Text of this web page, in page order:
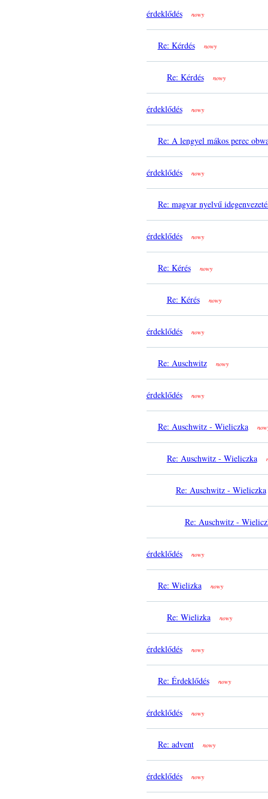
érdeklődés nowy
Re: Kérdés nowy
Re: Kérdés nowy
érdeklődés nowy
Re: A lengyel mákos perec
érdeklődés nowy
Re: magyar nyelvű
érdeklődés nowy
Re: Kérés nowy
Re: Kérés nowy
érdeklődés nowy
Re: Auschwitz nowy
érdeklődés nowy
Re: Auschwitz - Wieliczka
Re: Auschwitz - Wieliczka
Re: Auschwitz - Wieliczka
Re: Auschwitz -
érdeklődés nowy
Re: Wielizka nowy
Re: Wielizka nowy
érdeklődés nowy
Re: Érdeklődés nowy
érdeklődés nowy
Re: advent nowy
érdeklődés nowy